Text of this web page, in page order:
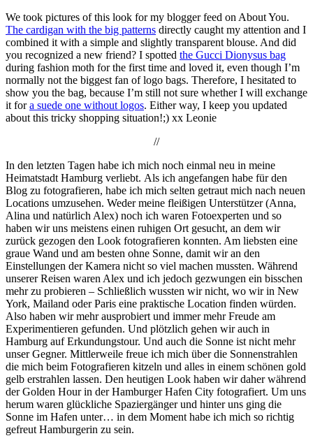
We took pictures of this look for my blogger feed on About You.
The cardigan with the big patterns directly caught my attention and I
combined it with a simple and slightly transparent blouse. And did
you recognized a new friend? I spotted the Gucci Dionysus bag
during fashion moth for the first time and loved it, even though I’m
normally not the biggest fan of logo bags. Therefore, I hesitated to
show you the bag, because I’m still not sure whether I will exchange
it fora suede one without logos. Either way, I keep you updated
about this tricky shopping situation!;) xx Leonie
//
In den letzten Tagen habe ich mich noch einmal neu in meine
Heimatstadt Hamburg verliebt. Als ich angefangen habe für den
Blog zu fotografieren, habe ich mich selten getraut mich nach neuen
Locations umzusehen. Weder meine fleißigen Unterstützer (Anna,
Alina und natürlich Alex) noch ich waren Fotoexperten und so
haben wir uns meistens einen ruhigen Ort gesucht, an dem wir
zurück gezogen den Look fotografieren konnten. Am liebsten eine
graue Wand und am besten ohne Sonne, damit wir an den
Einstellungen der Kamera nicht so viel machen mussten. Während
unserer Reisen waren Alex und ich jedoch gezwungen ein bisschen
mehr zu probieren – Schließlich wussten wir nicht, wo wir in New
York, Mailand oder Paris eine praktische Location finden würden.
Also haben wir mehr ausprobiert und immer mehr Freude am
Experimentieren gefunden. Und plötzlich gehen wir auch in
Hamburg auf Erkundungstour. Und auch die Sonne ist nicht mehr
unser Gegner. Mittlerweile freue ich mich über die Sonnenstrahlen
die mich beim Fotografieren kitzeln und alles in einem schönen gold
gelb erstrahlen lassen. Den heutigen Look haben wir daher während
der Golden Hour in der Hamburger Hafen City fotografiert. Um uns
herum waren glückliche Spaziergänger und hinter uns ging die
Sonne im Hafen unter… in dem Moment habe ich mich so richtig
gefreut Hamburgerin zu sein.